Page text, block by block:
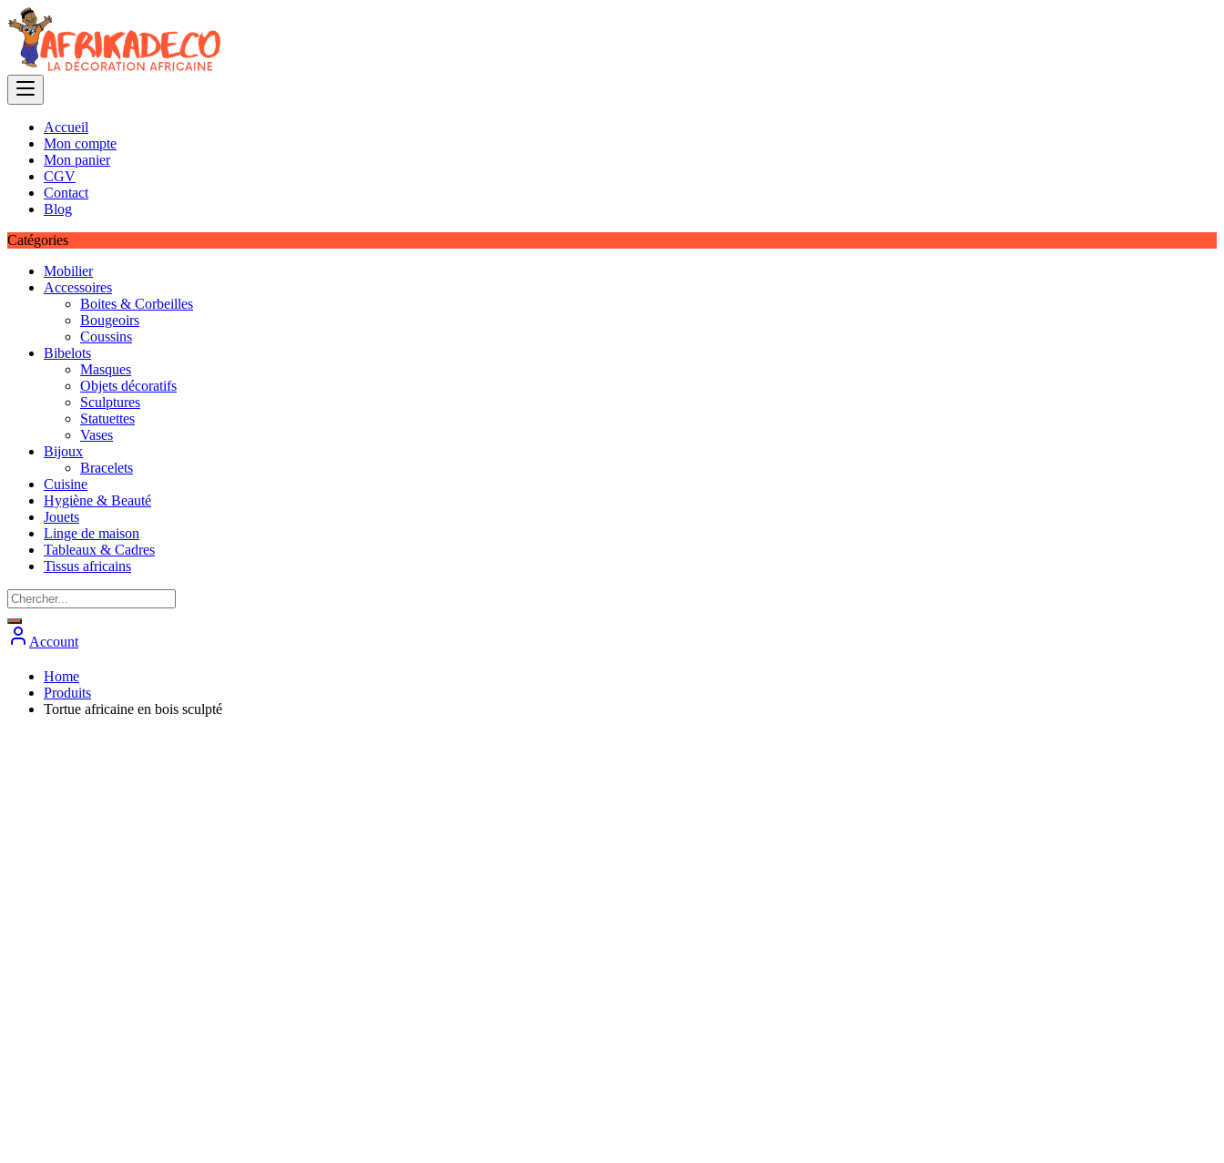
Skip
to
content
Accueil
Mon compte
Mon panier
CGV
Contact
Blog
Catégories
Mobilier
Accessoires
Boites & Corbeilles
Bougeoirs
Coussins
Bibelots
Masques
Objets décoratifs
Sculptures
Statuettes
Vases
Bijoux
Bracelets
Cuisine
Hygiène & Beauté
Jouets
Linge de maison
Tableaux & Cadres
Tissus africains
Account
Home
Produits
Tortue africaine en bois sculpté